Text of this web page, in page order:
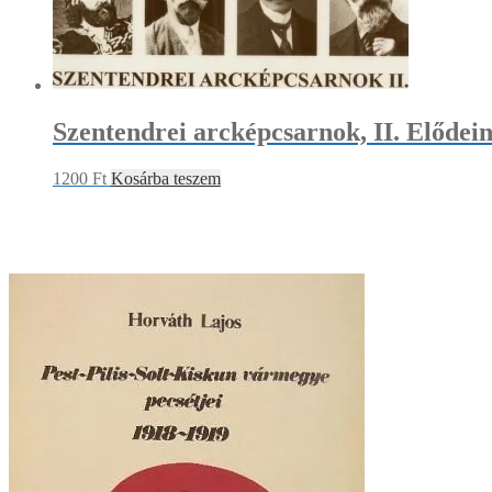
Szentendrei arcképcsarnok, II.
1200 Ft Kosárba teszem